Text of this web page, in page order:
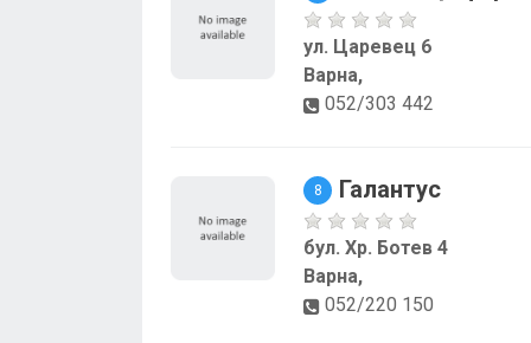
ул. Царевец 6
Варна,
052/303 442
8 Галантус
бул. Хр. Ботев 4
Варна,
052/220 150